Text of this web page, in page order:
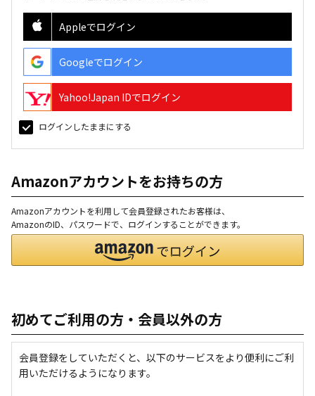
Appleでログイン
Googleでログイン
Yahoo!Japan IDでログイン
ログインしたままにする
Amazonアカウントをお持ちの方
Amazonアカウントを利用して会員登録されたお客様は、
AmazonのID、パスワードで、ログインすることができます。
初めてご利用の方・会員以外の方
会員登録をしていただくと、以下のサービスをより便利にご利
用いただけるようになります。